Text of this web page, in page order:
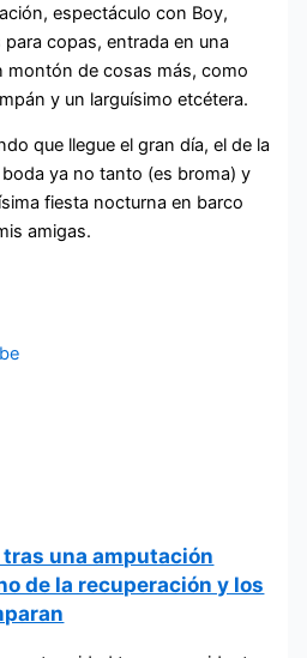
espectáculo con Boy,
copas, entrada en una
montón de cosas más, como
y un larguísimo etcétera.
que llegue el gran día, el de la
ya no tanto (es broma) y
fiesta nocturna en barco
amigas.
una amputación
de la recuperación y los